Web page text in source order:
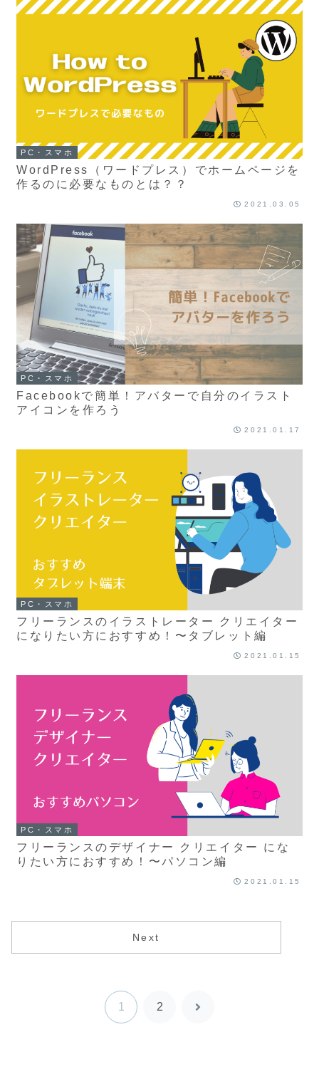
PC・スマホ
WordPress（ワードプレス）でホームページを
作るのに必要なものとは？？
2021.03.05
PC・スマホ
Facebookで簡単！アバターで自分のイラスト
アイコンを作ろう
2021.01.17
PC・スマホ
フリーランスのイラストレーター クリエイター
になりたい方におすすめ！〜タブレット編
2021.01.15
PC・スマホ
フリーランスのデザイナー クリエイター にな
りたい方におすすめ！〜パソコン編
2021.01.15
Next
1 2
次